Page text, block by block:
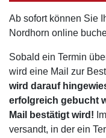
Ab sofort können Sie
Nordhorn online
Sobald ein Termin
wird eine Mail zur
wird darauf
erfolgreich gebucht
Mail bestätigt wird!
versandt, in der ein